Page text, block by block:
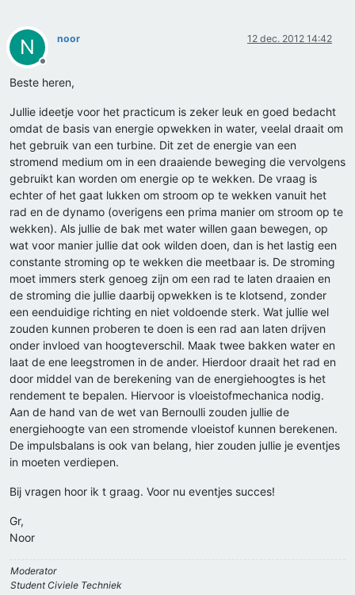
N
Offline
noor 12 dec. 2012 14:42
Beste heren,
Jullie ideetje voor het practicum is zeker leuk en goed bedacht
omdat de basis van energie opwekken in water, veelal draait om
het gebruik van een turbine. Dit zet de energie van een
stromend medium om in een draaiende beweging die vervolgens
gebruikt kan worden om energie op te wekken. De vraag is
echter of het gaat lukken om stroom op te wekken vanuit het
rad en de dynamo (overigens een prima manier om stroom op te
wekken). Als jullie de bak met water willen gaan bewegen, op
wat voor manier jullie dat ook wilden doen, dan is het lastig een
constante stroming op te wekken die meetbaar is. De stroming
moet immers sterk genoeg zijn om een rad te laten draaien en
de stroming die jullie daarbij opwekken is te klotsend, zonder
een eenduidige richting en niet voldoende sterk. Wat jullie wel
zouden kunnen proberen te doen is een rad aan laten drijven
onder invloed van hoogteverschil. Maak twee bakken water en
laat de ene leegstromen in de ander. Hierdoor draait het rad en
door middel van de berekening van de energiehoogtes is het
rendement te bepalen. Hiervoor is vloeistofmechanica nodig.
Aan de hand van de wet van Bernoulli zouden jullie de
energiehoogte van een stromende vloeistof kunnen berekenen.
De impulsbalans is ook van belang, hier zouden jullie je eventjes
in moeten verdiepen.
Bij vragen hoor ik t graag. Voor nu eventjes succes!
Gr,
Noor
Moderator
Student Civiele Techniek